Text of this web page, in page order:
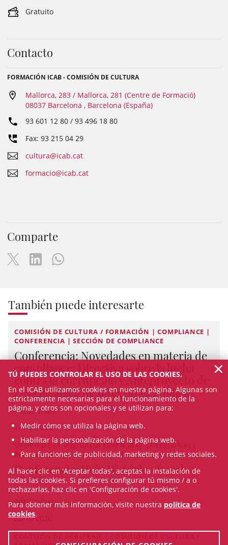
Gratuito
Contacto
FORMACIÓN ICAB - COMISIÓN DE CULTURA
Mallorca, 283 / Mallorca, 281 (Centre de Formació)
08037 Barcelona , Barcelona (España)
93 601 12 80 / 93 496 18 80
Fax: 93 215 04 29
cultura@icab.cat
formacio@icab.cat
Comparte
También puede interesarte
COMISIÓN DE CULTURA / FORMACIÓN | COMPLIANCE |
CONFERENCIA | SECCIÓN DE COMPLIANCE
Conferencia: Novedades en materia de
compliance: Directiva sobre la lucha
contra la corrupción y Anteproyecto de
Ley Orgánica de Integridad Pública
PRESENCIAL
27/10/2026
GRUPO DE LA ABOGACÍA JOVEN (GAJ BARCELONA) |
PENITENCIARIO | CONFERENCIA
Conferencia: Hoja Histórico Penal
PRESENCIAL
22/10/2026
TÚ PUEDES CONTROLAR EL USO DE LAS COOKIES.
En el ICAB utilizamos cookies en nuestra página. Algunas son
estrictamente necesarias para el funcionamiento de la
página, y otros son opcionales y se utilizan para:
Medir cómo se utiliza la página web.
Habilitar la personalización de la página web.
Para funciones de publicidad, marketing y redes sociales.
Al hacer clic en 'Aceptar todas', aceptas la instalación de
todas las cookies. Si prefieres configurar tú mismo / a o
rechazarlas, haz clic en 'Configuración de cookies'.
Para obtener más información, visite nuestra política de
cookies.
×